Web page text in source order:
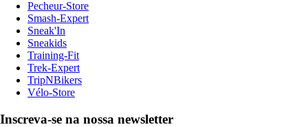
Pecheur-Store
Smash-Expert
Sneak'In
Sneakids
Training-Fit
Trek-Expert
TripNBikers
Vélo-Store
Inscreva-se na nossa newsletter